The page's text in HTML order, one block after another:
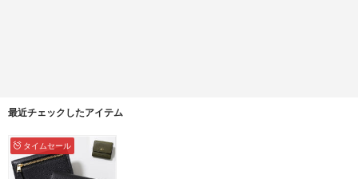
最近チェックしたアイテム
タイムセール